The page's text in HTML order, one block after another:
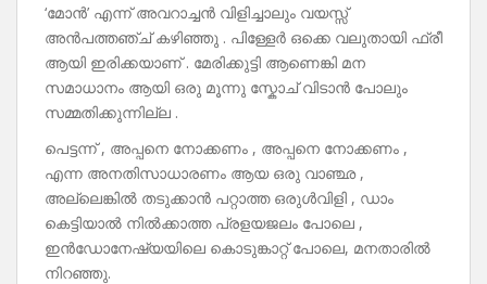
‘മോൻ’ എന്ന് അവറാച്ചൻ വിളിച്ചാലും വയസ്സ്
അൻപത്തഞ്ച് കഴിഞ്ഞു . പിള്ളേർ ഒക്കെ വലുതായി ഫ്രീ
ആയി ഇരിക്കയാണ് . മേരിക്കുട്ടി ആണെങ്കി മന
സമാധാനം ആയി ഒരു മൂന്നു സ്കോച് വിടാൻ പോലും
സമ്മതിക്കുന്നില്ല .
പെട്ടന്ന് , അപ്പനെ നോക്കണം , അപ്പനെ നോക്കണം ,
എന്ന അനതിസാധാരണം ആയ ഒരു വാഞ്ഛ ,
അല്ലെങ്കിൽ തടുക്കാൻ പറ്റാത്ത ഒരുൾവിളി , ഡാം
കെട്ടിയാൽ നിൽക്കാത്ത പ്രളയജലം പോലെ ,
ഇൻഡോനേഷ്യയിലെ കൊടുങ്കാറ്റ് പോലെ, മനതാരിൽ
നിറഞ്ഞു.